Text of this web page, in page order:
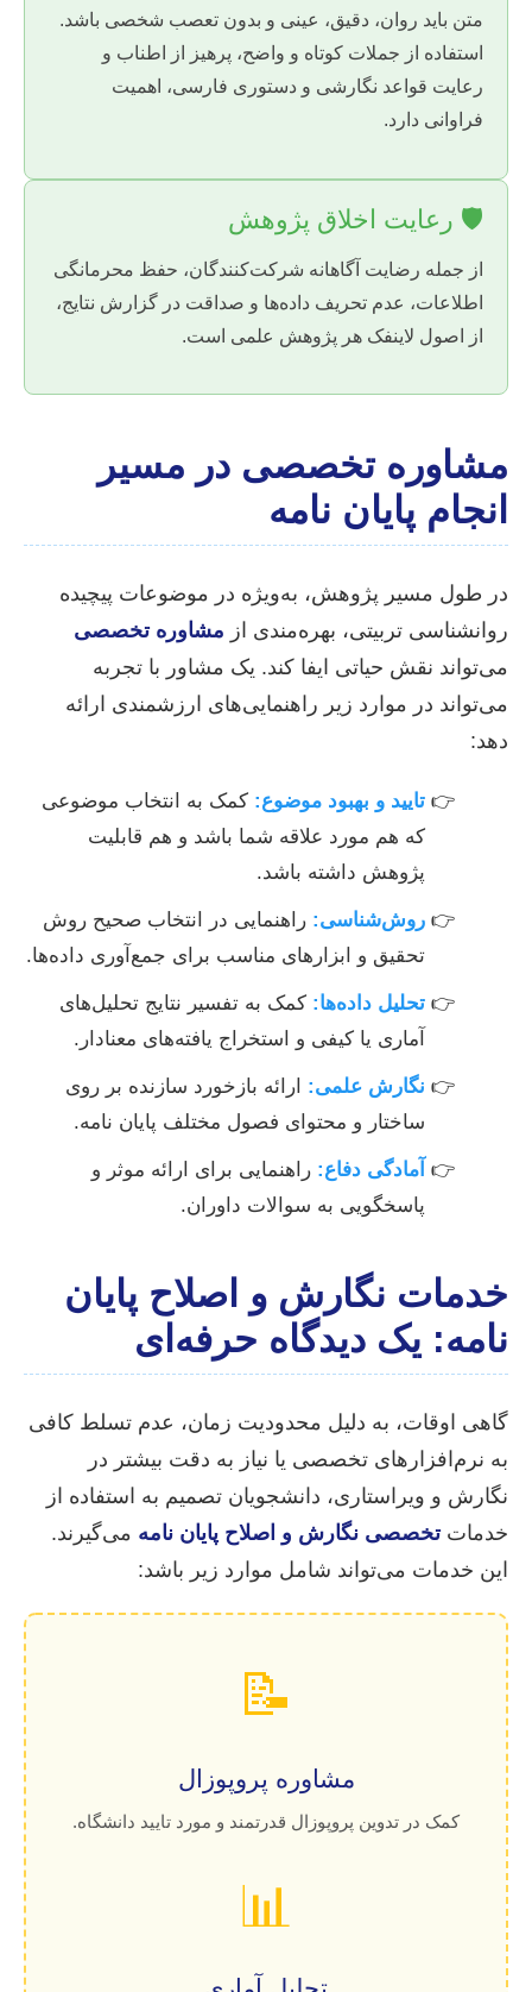
متن باید روان، دقیق، عینی و بدون تعصب شخصی باشد.
استفاده از جملات کوتاه و واضح، پرهیز از اطناب و
رعایت قواعد نگارشی و دستوری فارسی، اهمیت
فراوانی دارد.
🛡️ رعایت اخلاق پژوهش
از جمله رضایت آگاهانه شرکت‌کنندگان، حفظ محرمانگی
اطلاعات، عدم تحریف داده‌ها و صداقت در گزارش نتایج،
از اصول لاینفک هر پژوهش علمی است.
مشاوره تخصصی در مسیر
انجام پایان نامه
در طول مسیر پژوهش، به‌ویژه در موضوعات پیچیده
روانشناسی تربیتی، بهره‌مندی از مشاوره تخصصی
می‌تواند نقش حیاتی ایفا کند. یک مشاور با تجربه
می‌تواند در موارد زیر راهنمایی‌های ارزشمندی ارائه
دهد:
تایید و بهبود موضوع: کمک به انتخاب موضوعی
که هم مورد علاقه شما باشد و هم قابلیت
پژوهش داشته باشد.
روش‌شناسی: راهنمایی در انتخاب صحیح روش
تحقیق و ابزارهای مناسب برای جمع‌آوری داده‌ها.
تحلیل داده‌ها: کمک به تفسیر نتایج تحلیل‌های
آماری یا کیفی و استخراج یافته‌های معنادار.
نگارش علمی: ارائه بازخورد سازنده بر روی
ساختار و محتوای فصول مختلف پایان نامه.
آمادگی دفاع: راهنمایی برای ارائه موثر و
پاسخگویی به سوالات داوران.
خدمات نگارش و اصلاح پایان
نامه: یک دیدگاه حرفه‌ای
گاهی اوقات، به دلیل محدودیت زمان، عدم تسلط کافی
به نرم‌افزارهای تخصصی یا نیاز به دقت بیشتر در
نگارش و ویراستاری، دانشجویان تصمیم به استفاده از
خدماتتخصصی نگارش و اصلاح پایان نامه می‌گیرند.
این خدمات می‌تواند شامل موارد زیر باشد:
📝
مشاوره پروپوزال
کمک در تدوین پروپوزال قدرتمند و مورد تایید دانشگاه.
📊